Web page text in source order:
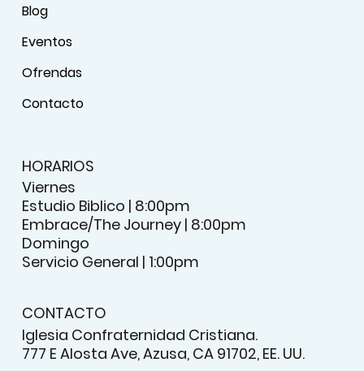
Blog
Eventos
Ofrendas
Contacto
HORARIOS
Viernes
Estudio Biblico | 8:00pm
Embrace/The Journey | 8:00pm
Domingo
Servicio General | 1:00pm
CONTACTO
Iglesia Confraternidad Cristiana.
777 E Alosta Ave, Azusa, CA 91702, EE. UU.